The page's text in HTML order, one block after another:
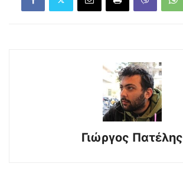
Γιώργος Πατέλης